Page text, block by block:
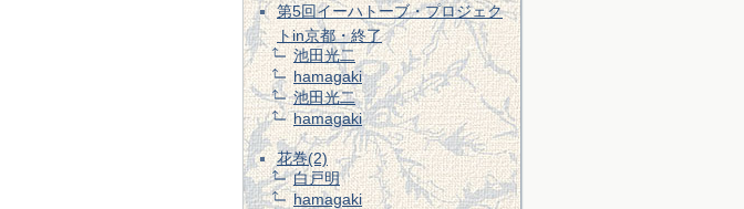
第5回イーハトーブ・プロジェク
トin京都・終了
池田光二
hamagaki
池田光二
hamagaki
花巻(2)
白戸明
hamagaki